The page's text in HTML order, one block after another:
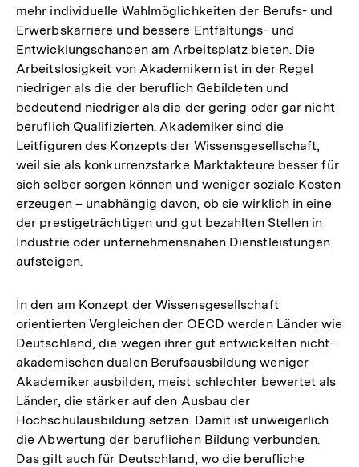
mehr individuelle Wahlmöglichkeiten der Berufs- und
Erwerbskarriere und bessere Entfaltungs- und
Entwicklungschancen am Arbeitsplatz bieten. Die
Arbeitslosigkeit von Akademikern ist in der Regel
niedriger als die der beruflich Gebildeten und
bedeutend niedriger als die der gering oder gar nicht
beruflich Qualifizierten. Akademiker sind die
Leitfiguren des Konzepts der Wissensgesellschaft,
weil sie als konkurrenzstarke Marktakteure besser für
sich selber sorgen können und weniger soziale Kosten
erzeugen – unabhängig davon, ob sie wirklich in eine
der prestigeträchtigen und gut bezahlten Stellen in
Industrie oder unternehmensnahen Dienstleistungen
aufsteigen.
In den am Konzept der Wissensgesellschaft
orientierten Vergleichen der OECD werden Länder wie
Deutschland, die wegen ihrer gut entwickelten nicht-
akademischen dualen Berufsausbildung weniger
Akademiker ausbilden, meist schlechter bewertet als
Länder, die stärker auf den Ausbau der
Hochschulausbildung setzen. Damit ist unweigerlich
die Abwertung der beruflichen Bildung verbunden.
Das gilt auch für Deutschland, wo die berufliche